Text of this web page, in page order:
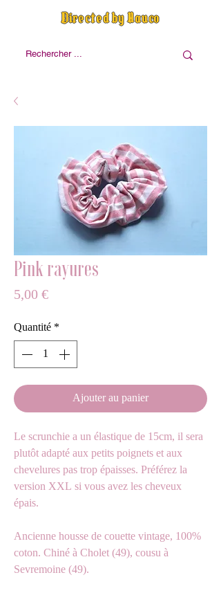
Directed by Nauco
Pink rayures
5,00 €Prix
Quantité*
Ajouter au panier
Le scrunchie a un élastique de 15cm, il sera
plutôt adapté aux petits poignets et aux
chevelures pas trop épaisses. Préférez la
version XXL si vous avez les cheveux
épais.
Ancienne housse de couette vintage, 100%
coton. Chiné à Cholet (49), cousu à
Sevremoine (49).